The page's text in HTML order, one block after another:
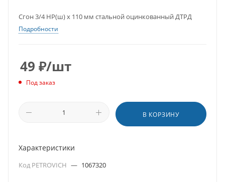
Сгон 3/4 НР(ш) х 110 мм стальной оцинкованный ДТРД
Подробности
49 ₽/шт
Под заказ
В КОРЗИНУ
Характеристики
Код PETROVICH — 1067320